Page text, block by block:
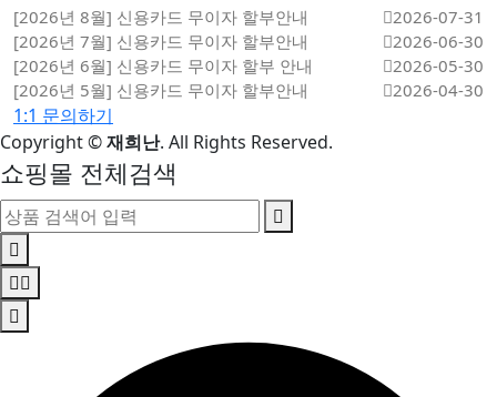
[2026년 8월] 신용카드 무이자 할부안내
2026-07-31
[2026년 7월] 신용카드 무이자 할부안내
2026-06-30
[2026년 6월] 신용카드 무이자 할부 안내
2026-05-30
[2026년 5월] 신용카드 무이자 할부안내
2026-04-30
1:1 문의하기
Copyright©재희난. All Rights Reserved.
쇼핑몰 전체검색